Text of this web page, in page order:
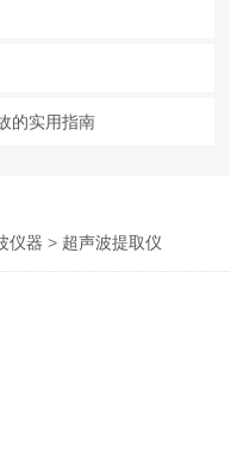
的实用指南
仪器 > 超声波提取仪